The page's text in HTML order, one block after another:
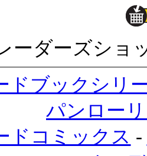
ーダーズショ
ドブックシリ
パンロー
ドコミックス -